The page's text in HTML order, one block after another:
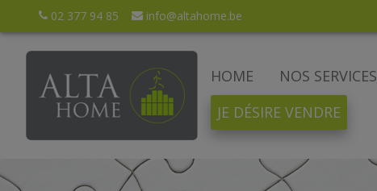
02 377 94 85 info@altahome.be
HOME NOS SERVICES
JE DÉSIRE VENDRE